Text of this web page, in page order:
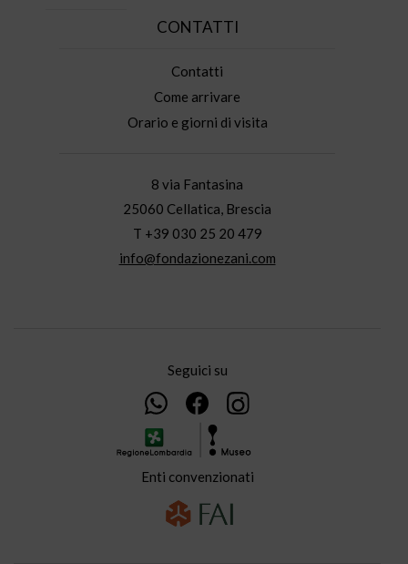
CONTATTI
Contatti
Come arrivare
Orario e giorni di visita
8 via Fantasina
25060 Cellatica, Brescia
T +39 030 25 20 479
info@fondazionezani.com
Seguici su
Enti convenzionati